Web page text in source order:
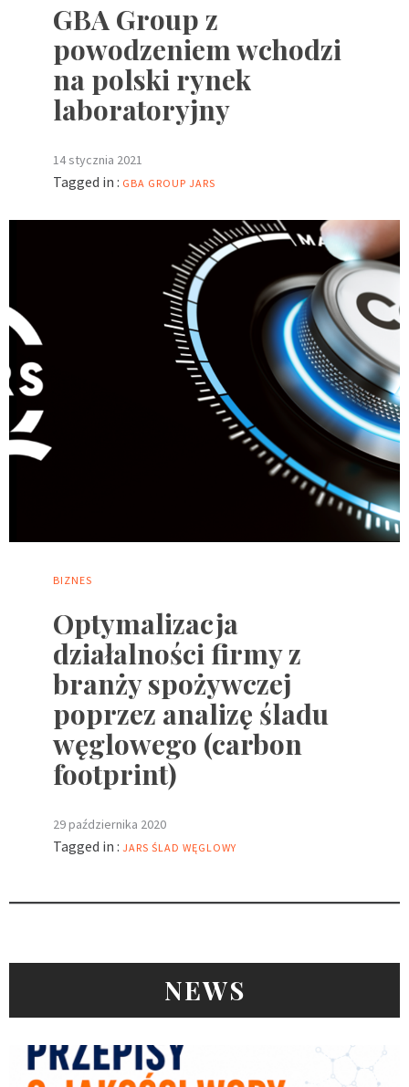
GBA Group z
powodzeniem wchodzi
na polski rynek
laboratoryjny
14 stycznia 2021
Tagged in : GBA GROUP JARS
BIZNES
Optymalizacja
działalności firmy z
branży spożywczej
poprzez analizę śladu
węglowego (carbon
footprint)
29 października 2020
Tagged in : JARS ŚLAD WĘGLOWY
NEWS